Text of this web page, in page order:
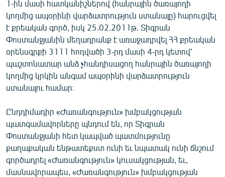
1-ին մասի հատկանիշներով (հանրային ծառայողի
կողմից ապօրինի վարձատրություն ստանալը) հարուցվել
է քրեական գործ, իսկ 25.02.2011թ. Տիգրան
Փոստանջյանին մեղադրանք է առաջադրվել ՀՀ քրեական
օրենսգրքի 3111 հոդվածի 3-րդ մասի 4-րդ կետով՝
պաշտոնատար անձ չհանդիսացող հանրային ծառայողի
կողմից կրկին անգամ ապօրինի վարձատրություն
ստանալու համար։
Ընդդիմադիր «Ժառանգություն» խմբակցության
պատգամավորները պնդում են, որ Տիգրան
Փոստանջյանի հետ կապված պատմությունը
քաղաքական ենթատեքստ ունի եւ նպատակ ունի ճնշում
գործադրել «Ժառանգություն» կուսակցության, եւ,
մասնավորապես, «Ժառանգություն» խմբակցության